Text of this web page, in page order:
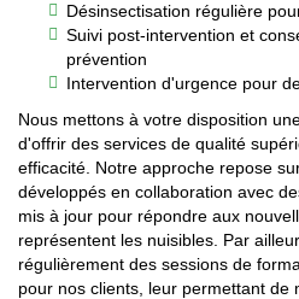
Désinsectisation régulière
Suivi post-intervention et
prévention
Intervention d'urgence pour
Nous mettons à votre disposition
d'offrir des services de qualité
efficacité. Notre approche repose
développés en collaboration avec
mis à jour pour répondre aux
représentent les nuisibles. Par
régulièrement des sessions de
pour nos clients, leur permettant de